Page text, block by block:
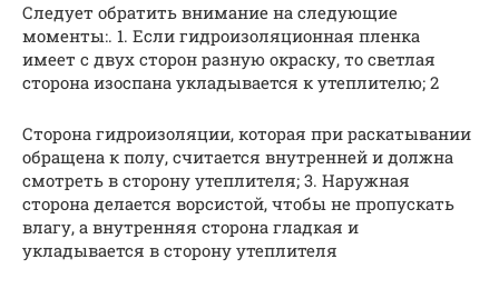
Следует обратить внимание на следующие
моменты:. 1. Если гидроизоляционная пленка
имеет с двух сторон разную окраску, то светлая
сторона изоспана укладывается к утеплителю; 2
Сторона гидроизоляции, которая при раскатывании
обращена к полу, считается внутренней и должна
смотреть в сторону утеплителя; 3. Наружная
сторона делается ворсистой, чтобы не пропускать
влагу, а внутренняя сторона гладкая и
укладывается в сторону утеплителя